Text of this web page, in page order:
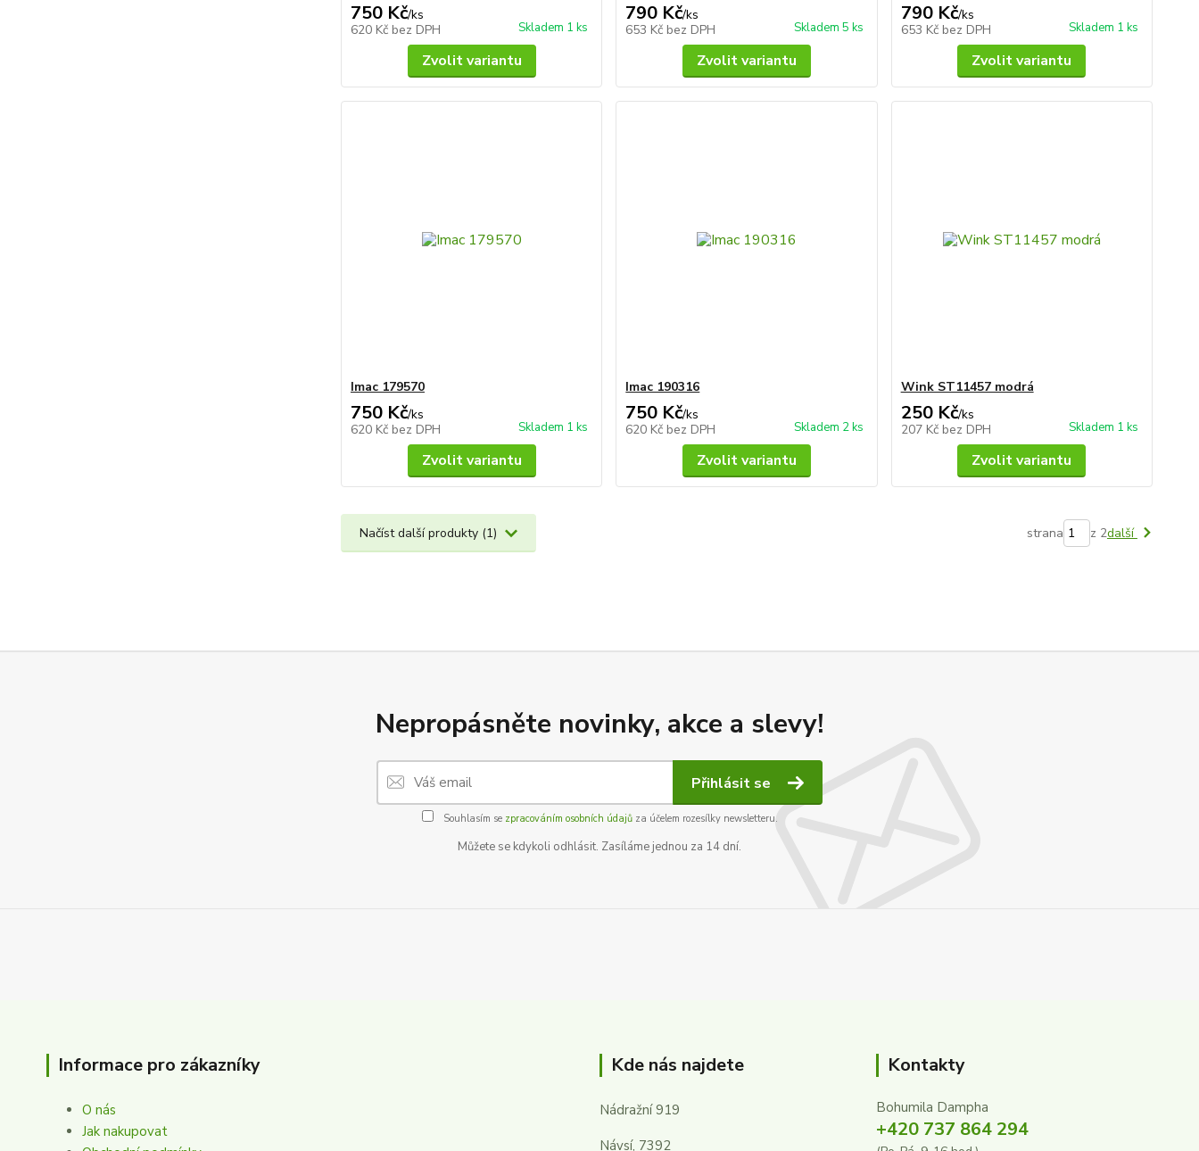
750 Kč/ks
620 Kč bez DPH Skladem 1 ks
Zvolit variantu
790 Kč/ks
653 Kč bez DPH Skladem 5 ks
Zvolit variantu
790 Kč/ks
653 Kč bez DPH Skladem 1 ks
Zvolit variantu
Imac 179570
750 Kč/ks
620 Kč bez DPH Skladem 1 ks
Zvolit variantu
Imac 190316
750 Kč/ks
620 Kč bez DPH Skladem 2 ks
Zvolit variantu
Wink ST11457 modrá
250 Kč/ks
207 Kč bez DPH Skladem 1 ks
Zvolit variantu
Načíst další produkty (1) strana z 2další
Nepropásněte novinky, akce a slevy!
Přihlásit se
Souhlasím se zpracováním osobních údajůza účelem rozesílky newsletteru.
Můžete se kdykoli odhlásit. Zasíláme jednou za 14 dní.
Informace pro zákazníky
O nás
Jak nakupovat
Kde nás najdete
Nádražní 919
Návsí, 7392
Kontakty
Bohumila Dampha
+420 737 864 294